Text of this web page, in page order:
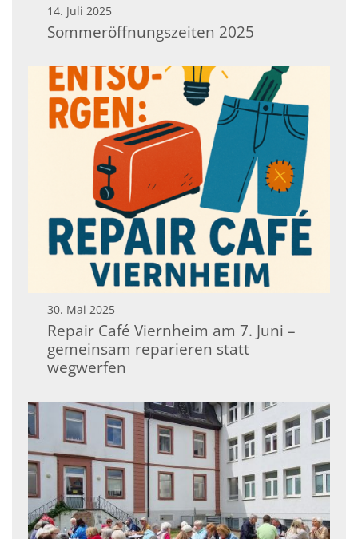
14. Juli 2025
Sommeröffnungszeiten 2025
30. Mai 2025
Repair Café Viernheim am 7. Juni –
gemeinsam reparieren statt
wegwerfen